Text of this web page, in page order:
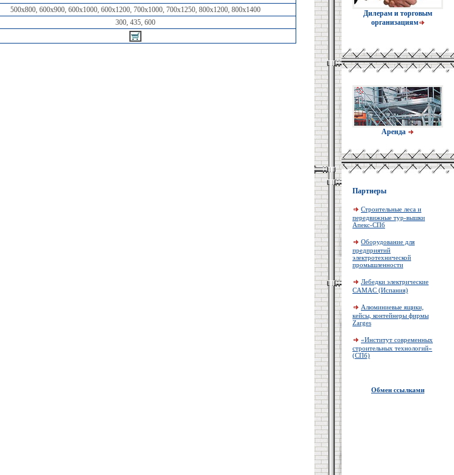
500х800, 600х900, 600х1000, 600х1200, 700х1000, 700х1250, 800х1200, 800х1400
300, 435, 600
Дилерам и торговым
организациям
Аренда
Партнеры
Строительные леса и
передвижные тур-вышки
Апекс-СПб
Оборудование для
предприятий
электротехнической
промышленности
Лебедки электрические
CAMAC (Испания)
Алюминиевые ящики,
кейсы, контейнеры фирмы
Zarges
«Институт современных
строительных технологий»
(СПб)
Обмен ссылками